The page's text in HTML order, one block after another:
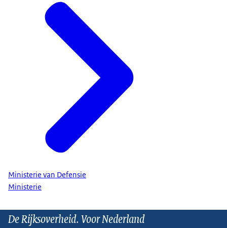
Ministerie van Defensie
Ministerie
De Rijksoverheid. Voor Nederland